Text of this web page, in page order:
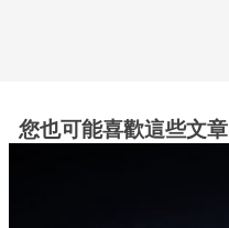
您也可能喜歡這些文章